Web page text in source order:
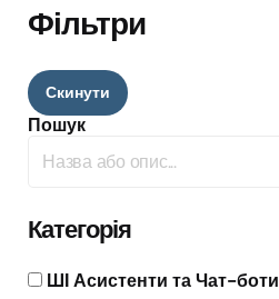
Фільтри
Скинути
Пошук
Категорія
ШІ Асистенти та Чат-боти